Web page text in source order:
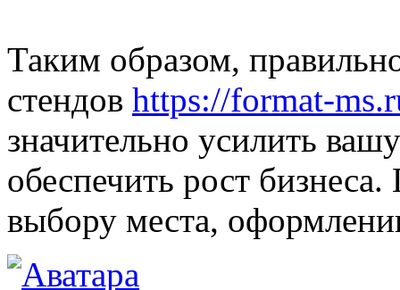
Таким образом,
стендов https://format-
значительно усилить
обеспечить рост
выбору места,